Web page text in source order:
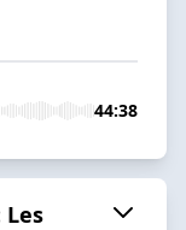
44:38